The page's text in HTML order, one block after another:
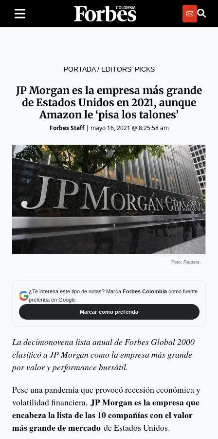
PORTADA/ EDITORS' PICKS
JP Morgan es la empresa más grande
de Estados Unidos en 2021, aunque
Amazon le ‘pisa los talones’
Forbes Staff| mayo 16, 2021 @ 8:25:58 am
Foto: Reuters.
¿Te interesa este tipo de notas? Marca Forbes Colombiacomo fuente
preferida en Google.
Marcar como preferida
La decimonovena lista anual de Forbes Global 2000
clasificó a JP Morgan como la empresa más grande
por valor y performance bursátil.
Pese una pandemia que provocó recesión económica y
volatilidad financiera, JP Morgan es la empresa que
encabeza la lista de las 10 compañías con el valor
más grande de mercado de Estados Unidos.